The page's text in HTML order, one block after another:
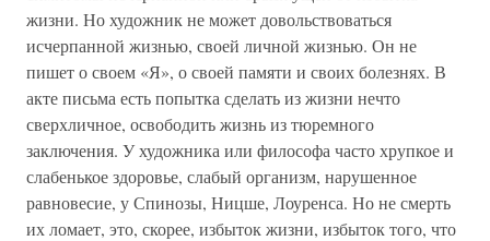
жизни. Но художник не может довольствоваться
исчерпанной жизнью, своей личной жизнью. Он не
пишет о своем «Я», о своей памяти и своих болезнях. В
акте письма есть попытка сделать из жизни нечто
сверхличное, освободить жизнь из тюремного
заключения. У художника или философа часто хрупкое и
слабенькое здоровье, слабый организм, нарушенное
равновесие, у Спинозы, Ницше, Лоуренса. Но не смерть
их ломает, это, скорее, избыток жизни, избыток того, что